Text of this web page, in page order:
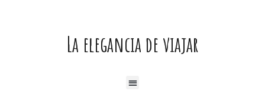
La elegancia de viajar
Menú